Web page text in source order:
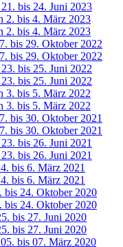
bis 24. Juni 2023
2. bis 4. März 2023
2. bis 4. März 2023
bis 29. Oktober 2022
bis 29. Oktober 2022
bis 25. Juni 2022
bis 25. Juni 2022
3. bis 5. März 2022
3. bis 5. März 2022
bis 30. Oktober 2021
bis 30. Oktober 2021
bis 26. Juni 2021
bis 26. Juni 2021
bis 6. März 2021
bis 6. März 2021
bis 24. Oktober 2020
bis 24. Oktober 2020
bis 27. Juni 2020
bis 27. Juni 2020
bis 07. März 2020